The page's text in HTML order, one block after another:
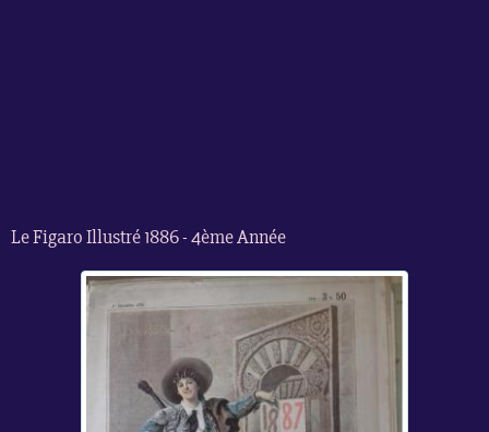
Le Figaro Illustré 1886 - 4ème Année